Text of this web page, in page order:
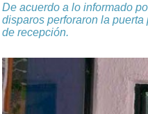
De acuerdo a lo informado
disparos perforaron la
de recepción.